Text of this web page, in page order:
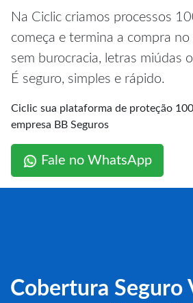
Na Ciclic criamos processos
começa e termina a compra
sem burocracia, letras miúdas
É seguro, simples e rápido.
Ciclic sua plataforma de proteção
empresa BB Seguros
Fale no WhatsApp
Cobertura Seguro